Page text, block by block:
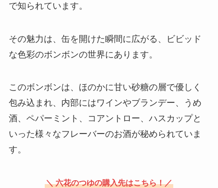
こ？コンビニでの取扱いは？
パレスホテルクッキーはどこで買
で知られています。
その魅力は、缶を開けた瞬間に広がる、ビビッド
な色彩のボンボンの世界にあります。
このボンボンは、ほのかに甘い砂糖の層で優しく
包み込まれ、内部にはワインやブランデー、うめ
酒、ペパーミント、コアントロー、ハスカップと
いった様々なフレーバーのお酒が秘められていま
す。
＼ 六花のつゆの購入先はこちら！／